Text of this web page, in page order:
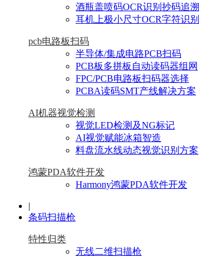
酒瓶盖喷码OCR识别抄码追溯
耳机上极小尺寸OCR字符识别
pcb电路板扫码
半导体/集成电路PCB扫码
PCB板多拼板自动读码器组网
FPC/PCB电路板扫码器选择
PCBA读码SMT产线解决方案
AI机器视觉检测
视觉LED检测及NG标记
AI视觉赋能冰箱智造
料盘流水线动态视觉识别方案
鸿蒙PDA软件开发
Harmony鸿蒙PDA软件开发
|
条码扫描枪
特性归类
无线二维扫描枪